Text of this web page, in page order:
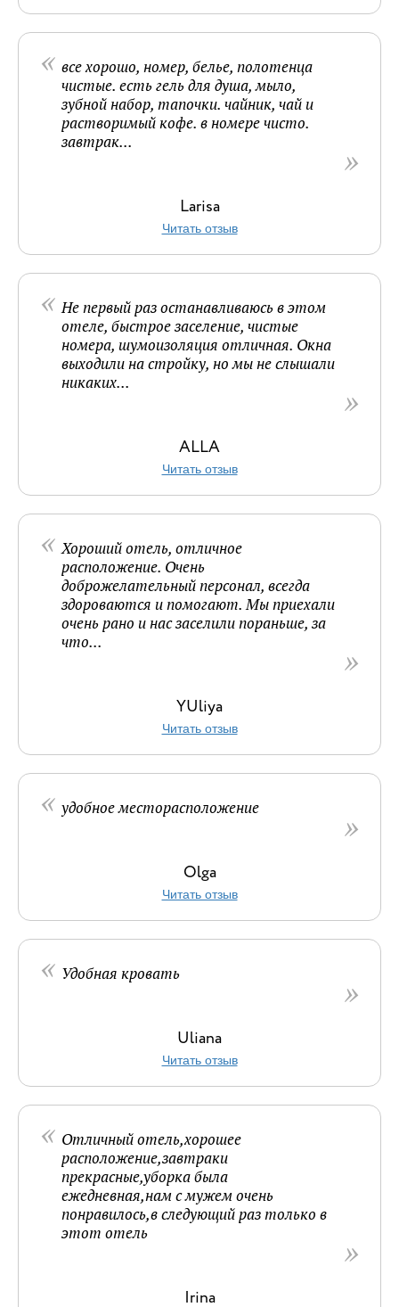
все хорошо, номер, белье, полотенца
чистые. есть гель для душа, мыло,
зубной набор, тапочки. чайник, чай и
растворимый кофе. в номере чисто.
завтрак...
Larisa
Читать отзыв
Не первый раз останавливаюсь в этом
отеле, быстрое заселение, чистые
номера, шумоизоляция отличная. Окна
выходили на стройку, но мы не слышали
никаких...
ALLA
Читать отзыв
Хороший отель, отличное
расположение. Очень
доброжелательный персонал, всегда
здороваются и помогают. Мы приехали
очень рано и нас заселили пораньше, за
что...
YUliya
Читать отзыв
удобное месторасположение
Olga
Читать отзыв
Удобная кровать
Uliana
Читать отзыв
Отличный отель,хорошее
расположение,завтраки
прекрасные,уборка была
ежедневная,нам с мужем очень
понравилось,в следующий раз только в
этот отель
Irina